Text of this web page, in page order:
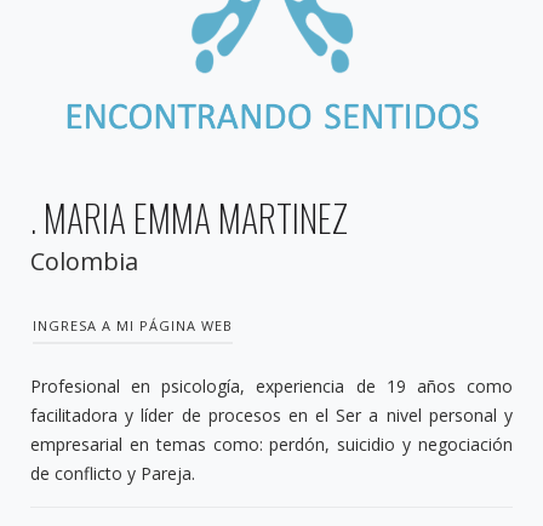
. MARIA EMMA MARTINEZ
Colombia
INGRESA A MI PÁGINA WEB
Profesional en psicología, experiencia de 19 años como
facilitadora y líder de procesos en el Ser a nivel personal y
empresarial en temas como: perdón, suicidio y negociación
de conflicto y Pareja.